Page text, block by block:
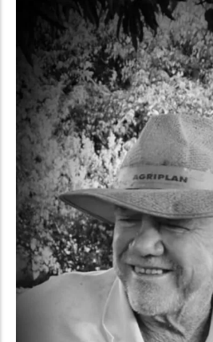
Paraguai
Paraná
Política
Santa Helena e Região
Saúde e Bem-Estar